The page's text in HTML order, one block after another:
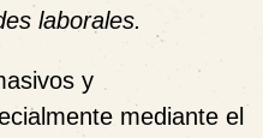
laborales.
y
mediante el